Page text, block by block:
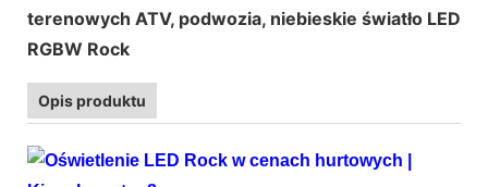
terenowych ATV, podwozia, niebieskie światło LED
RGBW Rock
Opis produktu